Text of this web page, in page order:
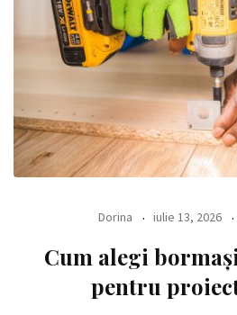
Dorina iulie 13, 2026
Cum alegi
pentru